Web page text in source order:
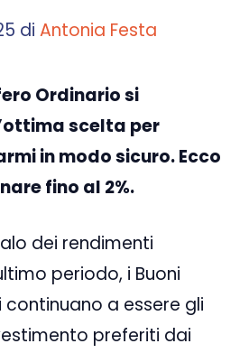
di Antonia Festa
Ordinario si
scelta per
in modo sicuro. Ecco
fino al 2%.
dei rendimenti
periodo, i Buoni
continuano a essere gli
preferiti dai